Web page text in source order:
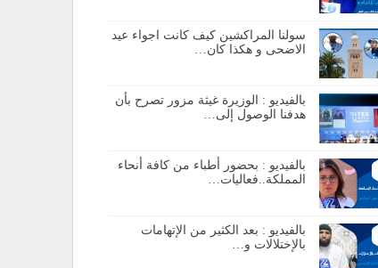
سولنا المراكشين كيف كانت اجواء عيد
الاضحى و هكذا كان…
بالفيديو : الوزيرة غيثة مزور تصرح بأن
هدفنا الوصول إلى…
بالفيديو : بحضور أطباء من كافة أنحاء
المملكة..فعاليات…
بالفيديو : بعد الكثير من الإتهامات
بالإختلالات و…